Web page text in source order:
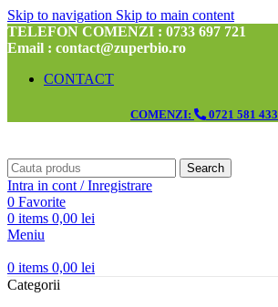
Skip to navigation Skip to main content
TELEFON COMENZI : 0733 697 721
Email : contact@zuperbio.ro
CONTACT
COMENZI: 0721 581 433
Search
Intra in cont / Inregistrare
0 Favorite
0 items 0,00 lei
Meniu
0 items 0,00 lei
Categorii